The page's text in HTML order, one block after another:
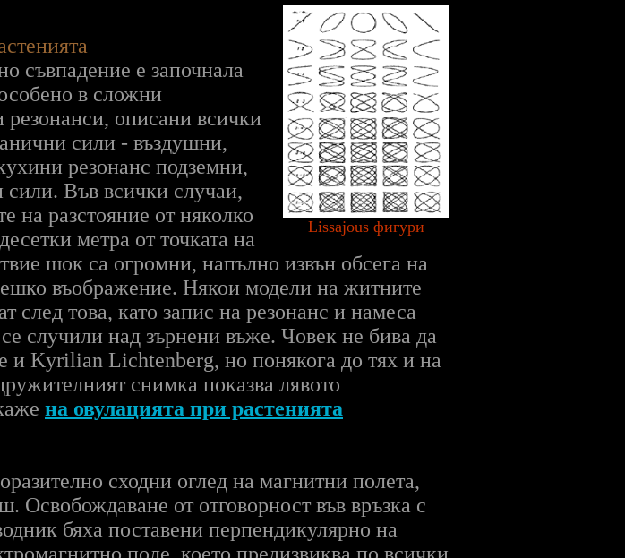
Lissajous фигури
съвпадение е започнала
в сложни
описани всички
сили - въздушни,
резонанс подземни,
сили. Във всички случаи,
на разстояние от няколко
метра от точката на
шок са огромни, напълно извън обсега на
въображение. Някои модели на житните
след това, като запис на резонанс и намеса
случили над зърнени въже. Човек не бива да
и Kyrilian Lichtenberg, но понякога до тях и на
снимка показва лявото
на овулацията при растенията
сходни оглед на магнитни полета,
Освобождаване от отговорност във връзка с
бяха поставени перпендикулярно на